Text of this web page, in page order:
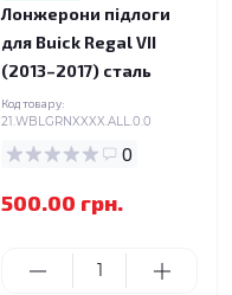
Лонжерони підлоги
для Buick Regal VII
(2013–2017) сталь
Код товару:
21.WBLGRNXXXX.ALL.0.0
0
500.00 грн.